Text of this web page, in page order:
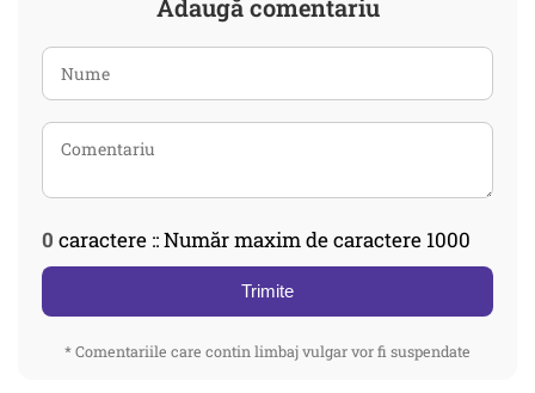
Adaugă comentariu
0 caractere :: Număr maxim de caractere 1000
Trimite
* Comentariile care contin limbaj vulgar vor fi suspendate